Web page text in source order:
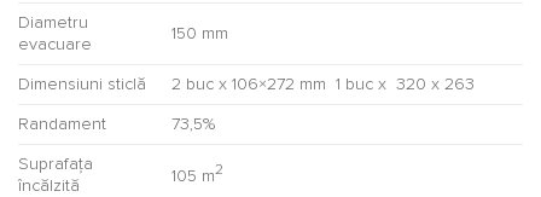
Diametru
evacuare
150 mm
Dimensiuni sticlă 2 buc x 106×272 mm 1 buc x 320 x 263
Randament 73,5%
Suprafața
încălzită
105 m2